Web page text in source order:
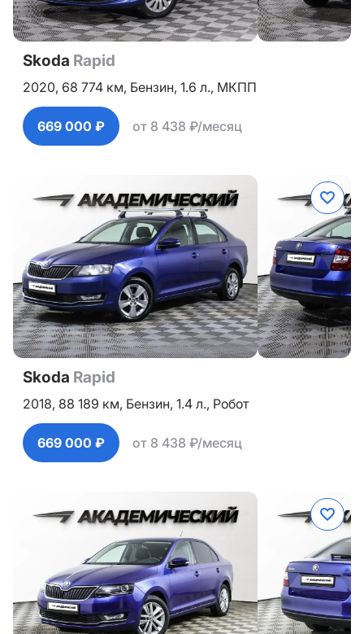
Skoda Rapid
2020, 68 774 км, Бензин, 1.6 л., МКПП
669 000 ₽ от 8 438 ₽/месяц
Skoda Rapid
2018, 88 189 км, Бензин, 1.4 л., Робот
669 000 ₽ от 8 438 ₽/месяц